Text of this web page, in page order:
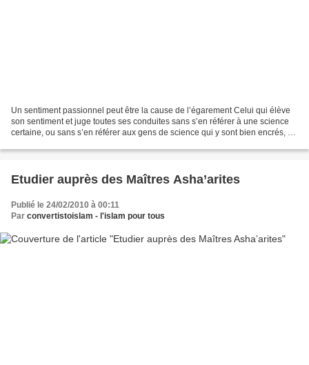
Un sentiment passionnel peut être la cause de l’égarement Celui qui élève
son sentiment et juge toutes ses conduites sans s’en référer à une science
certaine, ou sans s’en référer aux gens de science qui y sont bien encrés, ou
Etudier auprès des Maîtres Asha’arites
Publié le 24/02/2010 à 00:11
Par convertistoislam - l'islam pour tous